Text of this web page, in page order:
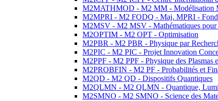
M2MATHMOD - M2 MM - Modélisation
M2MPRI - M2 FODQ - Maj. MPRI -
M2MSV - M2 MSV - Mathématiques pour
M2OPTIM - M2 OPT - Optimisation
M2PBR - M2 PBR - Physique par
M2PIC - M2 PIC - Projet Innovation
M2PPF - M2 PPF - Physique des Plasmas
M2PROBFIN - M2 PF - Probabilités et
M2QD - M2 QD - Dispositifs Quantiques
M2QLMN - M2 QLMN - Quantique,
M2SMNO - M2 SMNO - Science des